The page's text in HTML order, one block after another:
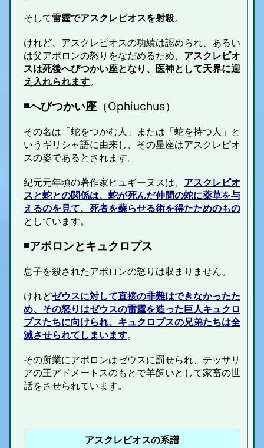
そして雷霆でアスクレピオスを射殺。
けれど、アスクレピオスの功績は認められ、あるい
は父アポロンの怒りをなだめるため、 アスクレピオ
スは死後へびつかい座となり、医神として天界に迎
え入れられます。
◾️へびつかい座（Ophiuchus）
その名は「蛇をつかむ人」または「蛇を持つ人」と
いうギリシャ語に由来し、その星座はアスクレピオ
スの姿であるとされます。
紀元元年頃の著作家ヒュギーヌスは、 アスクレピオ
スと蛇との関係は、蛇が死んだ仲間の蛇に薬草を与
えるのを見て、死者を蘇らせる術を得たためのもの
としています。
◾️アポロンとキュクロプス
息子を殺されたアポロンの怒りは収まりません。
けれどゼウスに対して直接の非難はできなかったた
め、その怒りはゼウスの雷霆を造った巨人キュクロ
プスたちに向けられ、キュクロプスの兄弟たちは全
滅させられてしまいます。
その所業にアポロンはゼウスに罰せられ、テッサリ
アの王アドメートスのもとで羊飼いとして家畜の世
話をさせられています。
アスクレピオスの系譜